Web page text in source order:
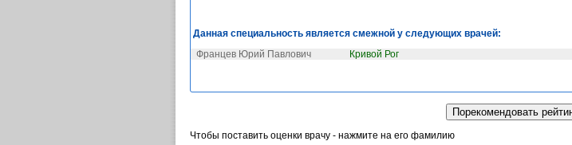
Данная специальность является смежной у следующих врачей:
Францев Юрий Павлович
Кривой Рог
Чтобы поставить оценки врачу - нажмите на его фамилию